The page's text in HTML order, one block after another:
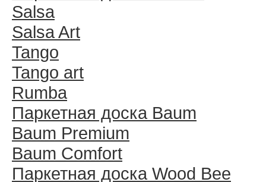
Salsa
Salsa Art
Tango
Tango art
Rumba
Паркетная доска Baum
Baum Premium
Baum Comfort
Паркетная доска Wood Bee